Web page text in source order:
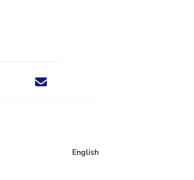
Deel dit nieuwsbericht via X - U verlaat
Deel dit nieuwsbericht via Facebook - U
Deel dit nieuwsbericht via e-mail
Deel dit nieuwsbericht via LinkedIn - U
English